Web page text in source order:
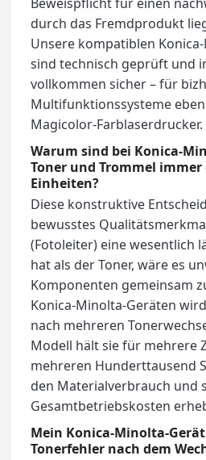
durch das Fremdprodukt
Unsere kompatiblen
sind technisch geprüft und
vollkommen sicher – für
Multifunktionssysteme
Magicolor-Farblaserdrucker.
Warum sind bei Konica-
Toner und Trommel
Einheiten?
Diese konstruktive
bewusstes
(Fotoleiter) eine wesentlich
hat als der Toner, wäre es
Komponenten gemeinsam
Konica-Minolta-Geräten
nach mehreren
Modell hält sie für mehrere
mehreren Hunderttausend
den Materialverbrauch und
Gesamtbetriebskosten
Mein Konica-Minolta-
Tonerfehler nach dem